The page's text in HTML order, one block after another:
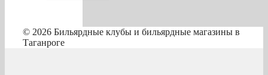
© 2026 Бильярдные клубы и бильярдные магазины в
Таганроге